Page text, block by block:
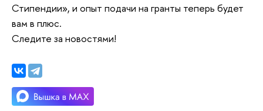
Стипендии», и опыт подачи на гранты теперь будет
вам в плюс.
Следите за новостями!